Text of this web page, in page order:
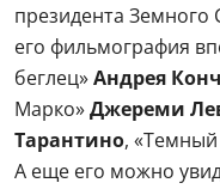
президента Земного
его фильмография
беглец»Андрея
Марко»Джереми
Тарантино,
А еще его можно